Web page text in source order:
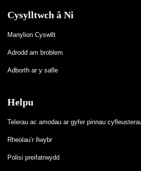
Cysylltwch â Ni
Manylion Cyswllt
Adrodd am broblem
Adborth ar y safle
Helpu
Telerau ac amodau ar gyfer pinnau
Rheolau’r llwybr
Polisi preifatrwydd